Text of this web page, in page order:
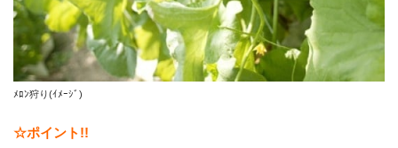
ﾒﾛﾝ狩り(ｲﾒｰｼﾞ)
☆ポイント!!